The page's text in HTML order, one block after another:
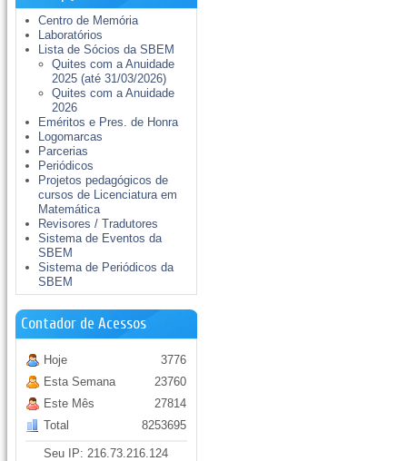
Centro de Memória
Laboratórios
Lista de Sócios da SBEM
Quites com a Anuidade
2025 (até 31/03/2026)
Quites com a Anuidade
2026
Eméritos e Pres. de Honra
Logomarcas
Parcerias
Periódicos
Projetos pedagógicos de
cursos de Licenciatura em
Matemática
Revisores / Tradutores
Sistema de Eventos da
SBEM
Sistema de Periódicos da
SBEM
Contador de Acessos
Hoje
Esta Semana
Este Mês
Total
3776
23760
27814
8253695
Seu IP: 216.73.216.124